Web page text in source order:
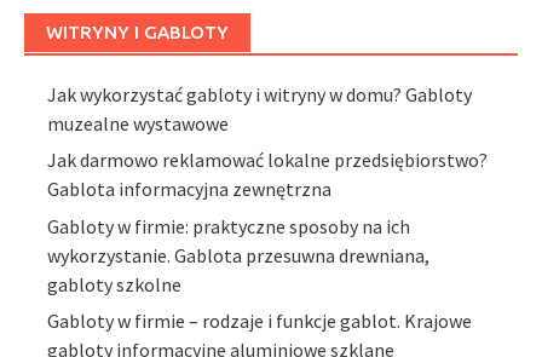
WITRYNY I GABLOTY
Jak wykorzystać gabloty i witryny w domu? Gabloty
muzealne wystawowe
Jak darmowo reklamować lokalne przedsiębiorstwo?
Gablota informacyjna zewnętrzna
Gabloty w firmie: praktyczne sposoby na ich
wykorzystanie. Gablota przesuwna drewniana,
gabloty szkolne
Gabloty w firmie – rodzaje i funkcje gablot. Krajowe
gabloty informacyjne aluminiowe szklane